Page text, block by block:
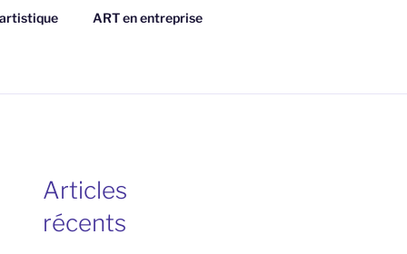
ART en entreprise
Articles
récents